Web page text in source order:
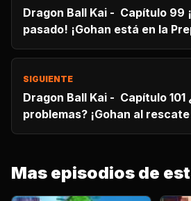
Dragon Ball Kai - Capítulo 99
pasado! ¡Gohan está
SIGUIENTE
Dragon Ball Kai - Capítulo 101
problemas? ¡Gohan al
Mas episodios de